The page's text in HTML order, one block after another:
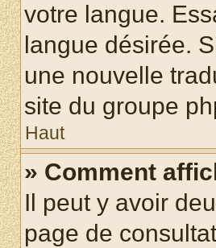
votre langue.
langue désirée.
une nouvelle
site du groupe
Haut
» Comment
Il peut y avoir
page de